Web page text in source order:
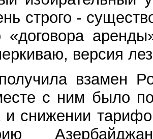
строго -
«договора
версия
взамен
с ним было
и снижении